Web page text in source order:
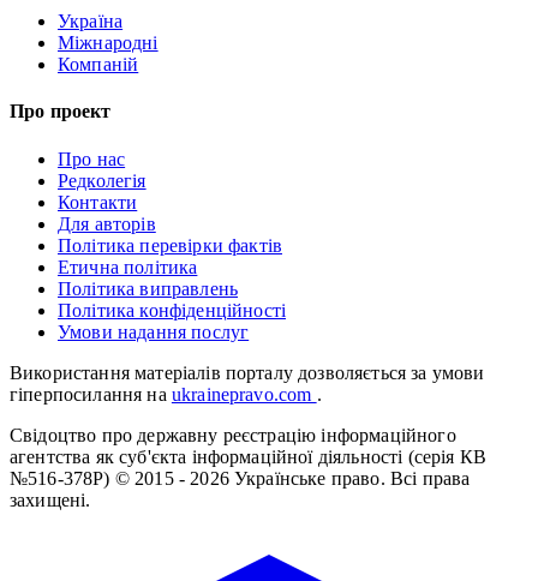
Україна
Міжнародні
Компаній
Про проект
Про нас
Редколегія
Контакти
Для авторів
Політика перевірки фактів
Етична політика
Політика виправлень
Політика конфіденційності
Умови надання послуг
Використання матеріалів порталу дозволяється за умови
гіперпосилання на ukrainepravo.com .
Свідоцтво про державну реєстрацію інформаційного
агентства як суб'єкта інформаційної діяльності (серія КВ
№516-378Р) © 2015 - 2026 Українське право. Всі права
захищені.